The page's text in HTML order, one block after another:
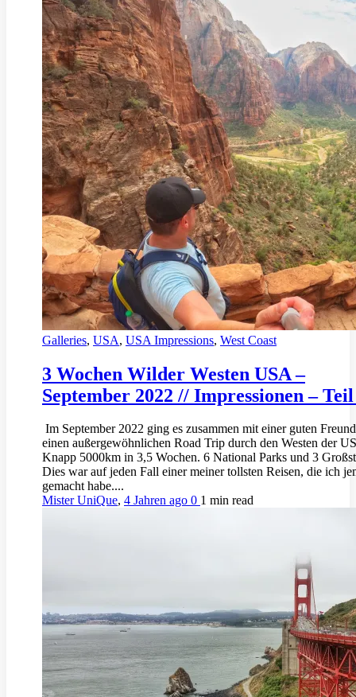
Galleries, USA, USA Impressions, West Coast
3 Wochen Wilder Westen USA –
September 2022 // Impressionen –
Im September 2022 ging es zusammen mit einer guten
einen außergewöhnlichen Road Trip durch den Westen der
Knapp 5000km in 3,5 Wochen. 6 National Parks und 3
Dies war auf jeden Fall einer meiner tollsten Reisen, die ich
gemacht habe....
Mister UniQue, 4 Jahren ago 0 1 min read